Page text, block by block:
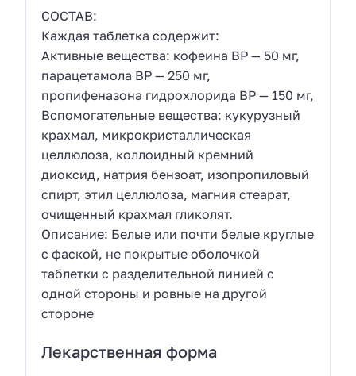
СОСТАВ:
Каждая таблетка содержит:
Активные вещества: кофеина BP — 50 мг,
парацетамола BP — 250 мг,
пропифеназона гидрохлорида BP — 150 мг,
Вспомогательные вещества: кукурузный
крахмал, микрокристаллическая
целлюлоза, коллоидный кремний
диоксид, натрия бензоат, изопропиловый
спирт, этил целлюлоза, магния стеарат,
очищенный крахмал гликолят.
Описание: Белые или почти белые круглые
с фаской, не покрытые оболочкой
таблетки с разделительной линией с
одной стороны и ровные на другой
стороне
Лекарственная форма